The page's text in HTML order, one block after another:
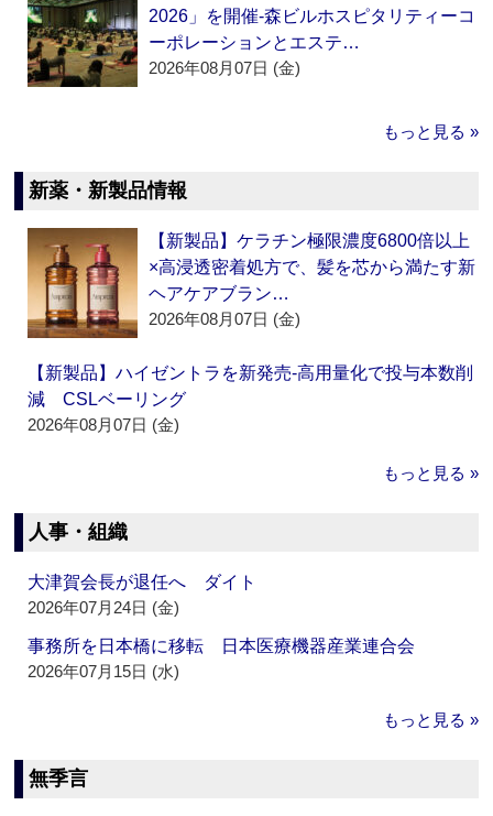
2026」を開催‐森ビルホスピタリティーコ
ーポレーションとエステ…
2026年08月07日 (金)
もっと見る »
新薬・新製品情報
【新製品】ケラチン極限濃度6800倍以上
×高浸透密着処方で、髪を芯から満たす新
ヘアケアブラン…
2026年08月07日 (金)
【新製品】ハイゼントラを新発売‐高用量化で投与本数削
減 CSLベーリング
2026年08月07日 (金)
もっと見る »
人事・組織
大津賀会長が退任へ ダイト
2026年07月24日 (金)
事務所を日本橋に移転 日本医療機器産業連合会
2026年07月15日 (水)
もっと見る »
無季言